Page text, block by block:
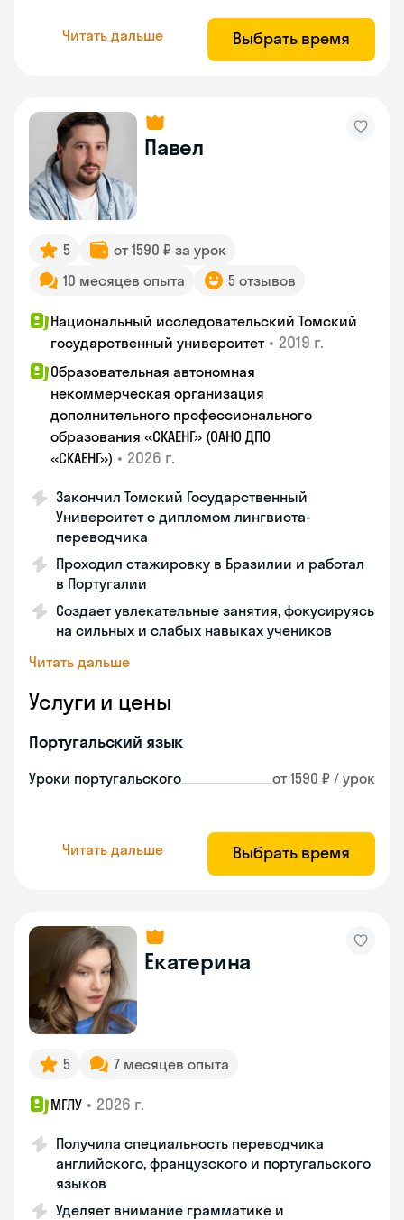
Читать дальше Выбрать время
Павел
5
от 1590 ₽ за урок
10 месяцев опыта
5 отзывов
Национальный исследовательский Томский
государственный университет • 2019 г.
Образовательная автономная
некоммерческая организация
дополнительного профессионального
образования «СКАЕНГ» (ОАНО ДПО
«СКАЕНГ») • 2026 г.
Закончил Томский Государственный
Университет с дипломом лингвиста-
переводчика
Проходил стажировку в Бразилии и работал
в Португалии
Создает увлекательные занятия, фокусируясь
на сильных и слабых навыках учеников
Читать дальше
Услуги и цены
Португальский язык
Уроки португальского от 1590 ₽ / урок
Читать дальше Выбрать время
Екатерина
5 7 месяцев опыта
МГЛУ • 2026 г.
Получила специальность переводчика
английского, французского и португальского
языков
Уделяет внимание грамматике и